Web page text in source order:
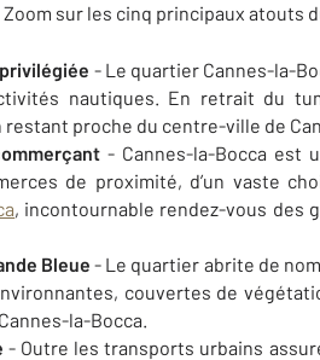
sur les cinq principaux atouts
- Le quartier Cannes-la-
nautiques. En retrait du
proche du centre-ville de
- Cannes-la-Bocca est
de proximité, d’un vaste
, incontournable rendez-vous des
Bleue - Le quartier abrite de
couvertes de
la-Bocca.
- Outre les transports urbains